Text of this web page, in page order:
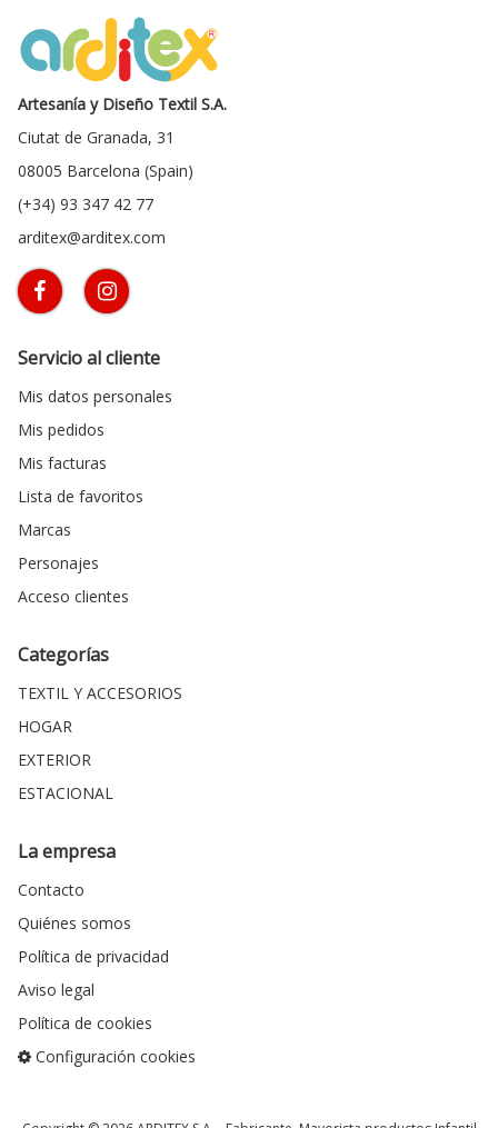
Artesanía y Diseño Textil S.A.
Ciutat de Granada, 31
08005 Barcelona (Spain)
(+34) 93 347 42 77
arditex@arditex.com
Servicio al cliente
Mis datos personales
Mis pedidos
Mis facturas
Lista de favoritos
Marcas
Personajes
Acceso clientes
Categorías
TEXTIL Y ACCESORIOS
HOGAR
EXTERIOR
ESTACIONAL
La empresa
Contacto
Quiénes somos
Política de privacidad
Aviso legal
Política de cookies
Configuración cookies